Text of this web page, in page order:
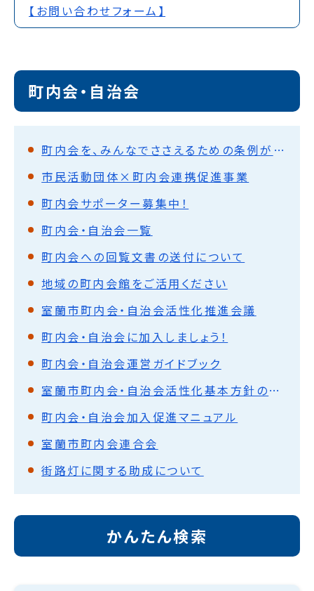
【お問い合わせフォーム】
町内会・自治会
町内会を、みんなでささえるための条例ができました
市民活動団体×町内会連携促進事業
町内会サポーター募集中！
町内会・自治会一覧
町内会への回覧文書の送付について
地域の町内会館をご活用ください
室蘭市町内会・自治会活性化推進会議
町内会・自治会に加入しましょう！
町内会・自治会運営ガイドブック
室蘭市町内会・自治会活性化基本方針の策定について
町内会・自治会加入促進マニュアル
室蘭市町内会連合会
街路灯に関する助成について
かんたん検索